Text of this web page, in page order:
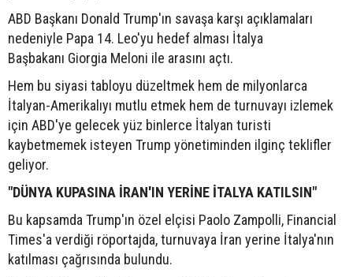
ABD Başkanı Donald Trump'ın savaşa karşı açıklamaları
nedeniyle Papa 14. Leo'yu hedef alması İtalya
Başbakanı Giorgia Meloni ile arasını açtı.
Hem bu siyasi tabloyu düzeltmek hem de milyonlarca
İtalyan-Amerikalıyı mutlu etmek hem de turnuvayı izlemek
için ABD'ye gelecek yüz binlerce İtalyan turisti
kaybetmemek isteyen Trump yönetiminden ilginç teklifler
geliyor.
"DÜNYA KUPASINA İRAN'IN YERİNE İTALYA KATILSIN"
Bu kapsamda Trump'ın özel elçisi Paolo Zampolli, Financial
Times'a verdiği röportajda, turnuvaya İran yerine İtalya'nın
katılması çağrısında bulundu.